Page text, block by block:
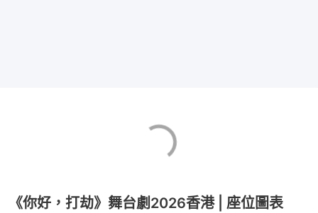
《你好，打劫》舞台劇2026香港 | 座位圖表